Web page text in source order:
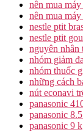
nên mua
nên mua
nestle ptit
nestle ptit
nguyên nhân
nhóm giảm
nhóm thuốc
những cách
nút econavi
panasonic
panasonic
panasonic 9